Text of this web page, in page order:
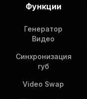
Функции
Генератор
Видео
Синхронизация
губ
Video Swap